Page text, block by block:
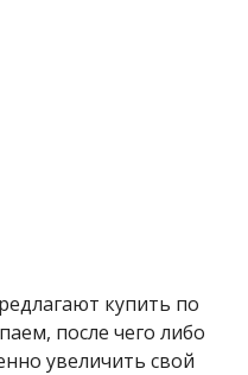
купить по
после чего либо
увеличить свой